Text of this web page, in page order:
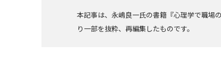
本記事は、永嶋良一氏の書籍『心理学で職場
り一部を抜粋、再編集したものです。